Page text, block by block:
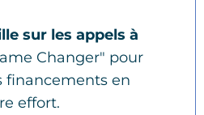
sur les appels à
Changer" pour
financements en
effort.